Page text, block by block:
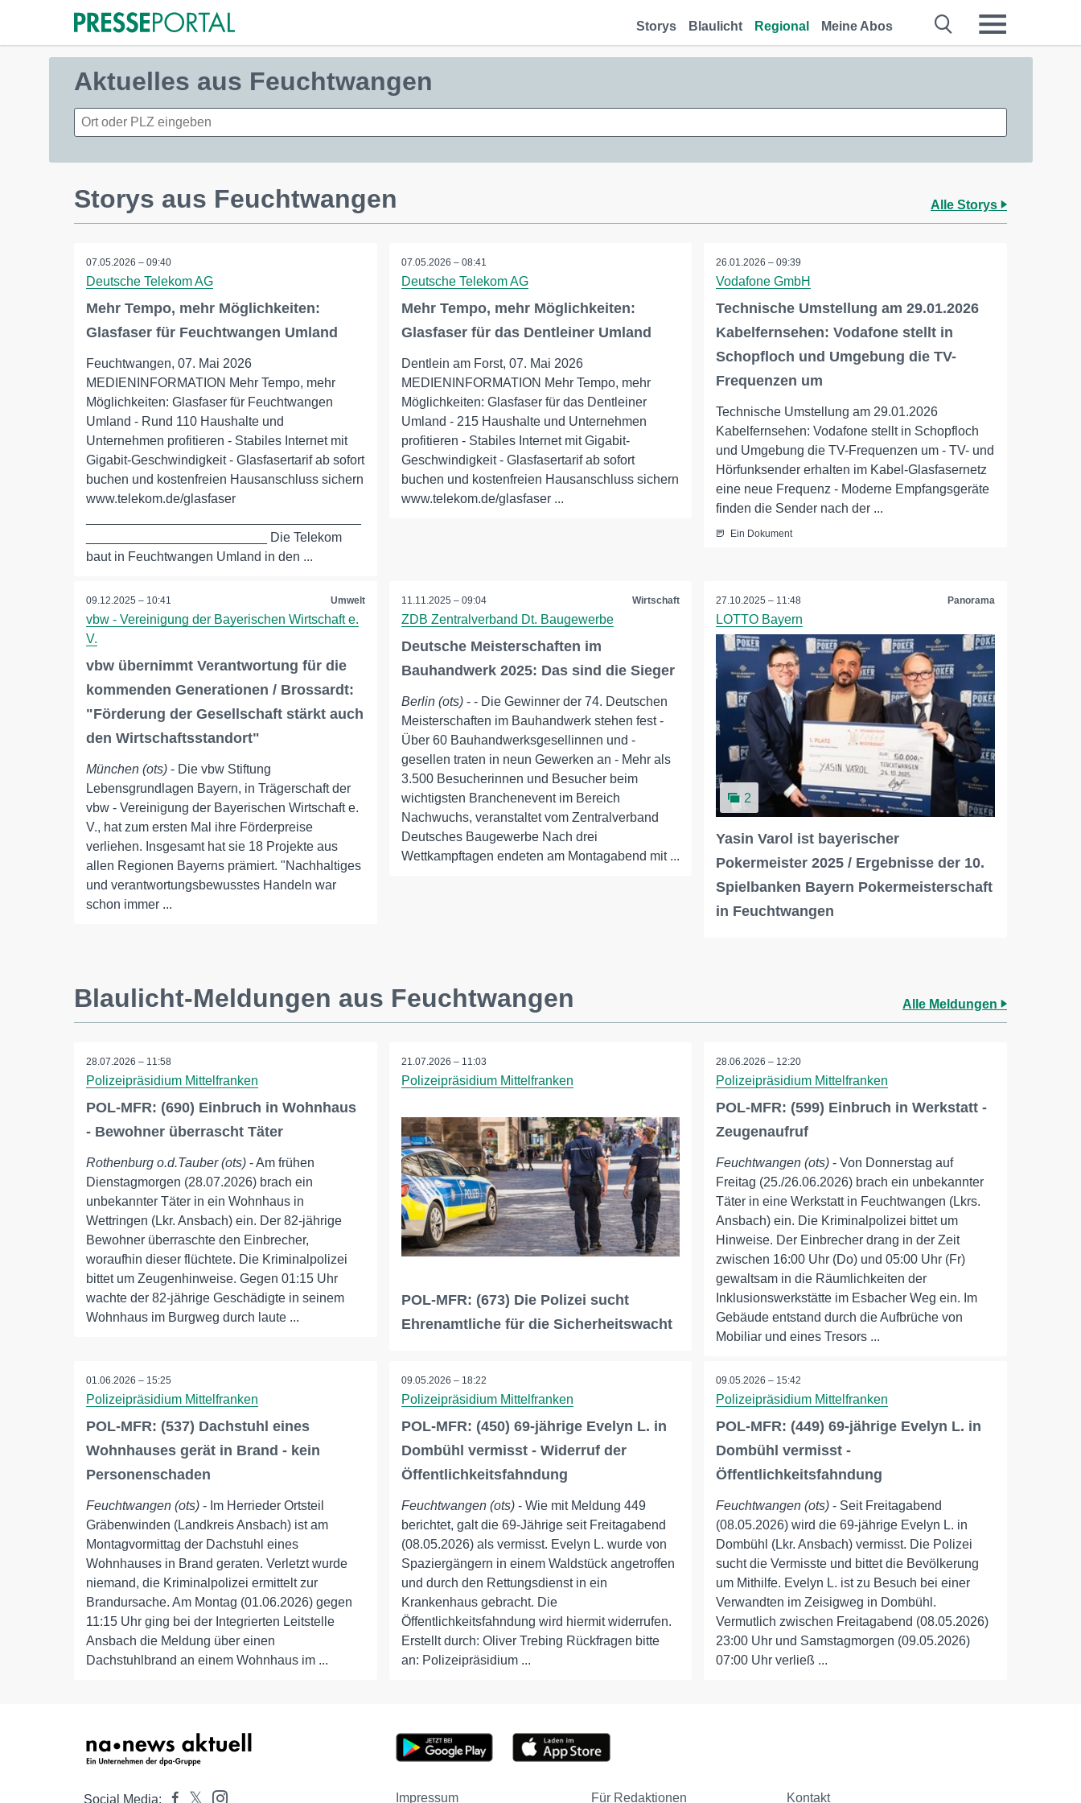
Storys Blaulicht Regional Meine Abos
Aktuelles aus Feuchtwangen
Storys aus Feuchtwangen Alle Storys
07.05.2026 – 09:40
Deutsche Telekom AG
Mehr Tempo, mehr Möglichkeiten:
Glasfaser für Feuchtwangen Umland
Feuchtwangen, 07. Mai 2026
MEDIENINFORMATION Mehr Tempo, mehr
Möglichkeiten: Glasfaser für Feuchtwangen
Umland - Rund 110 Haushalte und
Unternehmen profitieren - Stabiles Internet mit
Gigabit-Geschwindigkeit - Glasfasertarif ab sofort
buchen und kostenfreien Hausanschluss sichern
www.telekom.de/glasfaser
_________________________ Die Telekom
baut in Feuchtwangen Umland in den ...
07.05.2026 – 08:41
Deutsche Telekom AG
Mehr Tempo, mehr Möglichkeiten:
Glasfaser für das Dentleiner Umland
Dentlein am Forst, 07. Mai 2026
MEDIENINFORMATION Mehr Tempo, mehr
Möglichkeiten: Glasfaser für das Dentleiner
Umland - 215 Haushalte und Unternehmen
profitieren - Stabiles Internet mit Gigabit-
Geschwindigkeit - Glasfasertarif ab sofort
buchen und kostenfreien Hausanschluss sichern
www.telekom.de/glasfaser ...
26.01.2026 – 09:39
Vodafone GmbH
Technische Umstellung am 29.01.2026
Kabelfernsehen: Vodafone stellt in
Schopfloch und Umgebung die TV-
Frequenzen um
Technische Umstellung am 29.01.2026
Kabelfernsehen: Vodafone stellt in Schopfloch
und Umgebung die TV-Frequenzen um - TV- und
Hörfunksender erhalten im Kabel-Glasfasernetz
eine neue Frequenz - Moderne Empfangsgeräte
finden die Sender nach der ...
Ein Dokument
09.12.2025 – 10:41 Umwelt
vbw - Vereinigung der Bayerischen Wirtschaft e.
V.
vbw übernimmt Verantwortung für die
kommenden Generationen / Brossardt:
"Förderung der Gesellschaft stärkt auch
den Wirtschaftsstandort"
München (ots) - Die vbw Stiftung
Lebensgrundlagen Bayern, in Trägerschaft der
vbw - Vereinigung der Bayerischen Wirtschaft e.
V., hat zum ersten Mal ihre Förderpreise
verliehen. Insgesamt hat sie 18 Projekte aus
allen Regionen Bayerns prämiert. "Nachhaltiges
und verantwortungsbewusstes Handeln war
schon immer ...
11.11.2025 – 09:04 Wirtschaft
ZDB Zentralverband Dt. Baugewerbe
Deutsche Meisterschaften im
Bauhandwerk 2025: Das sind die Sieger
Berlin (ots)- - Die Gewinner der 74. Deutschen
Meisterschaften im Bauhandwerk stehen fest -
Über 60 Bauhandwerksgesellinnen und -
gesellen traten in neun Gewerken an - Mehr als
3.500 Besucherinnen und Besucher beim
wichtigsten Branchenevent im Bereich
Nachwuchs, veranstaltet vom Zentralverband
Deutsches Baugewerbe Nach drei
Wettkampftagen endeten am Montagabend mit ...
27.10.2025 – 11:48 Panorama
LOTTO Bayern
2
Yasin Varol ist bayerischer
Pokermeister 2025 / Ergebnisse der 10.
Spielbanken Bayern Pokermeisterschaft
in Feuchtwangen
Blaulicht-Meldungen aus Feuchtwangen Alle Meldungen
28.07.2026 – 11:58
Polizeipräsidium Mittelfranken
POL-MFR: (690) Einbruch in Wohnhaus
- Bewohner überrascht Täter
Rothenburg o.d.Tauber (ots) - Am frühen
Dienstagmorgen (28.07.2026) brach ein
unbekannter Täter in ein Wohnhaus in
Wettringen (Lkr. Ansbach) ein. Der 82-jährige
Bewohner überraschte den Einbrecher,
woraufhin dieser flüchtete. Die Kriminalpolizei
bittet um Zeugenhinweise. Gegen 01:15 Uhr
wachte der 82-jährige Geschädigte in seinem
Wohnhaus im Burgweg durch laute ...
21.07.2026 – 11:03
Polizeipräsidium Mittelfranken
POL-MFR: (673) Die Polizei sucht
Ehrenamtliche für die Sicherheitswacht
28.06.2026 – 12:20
Polizeipräsidium Mittelfranken
POL-MFR: (599) Einbruch in Werkstatt -
Zeugenaufruf
Feuchtwangen (ots) - Von Donnerstag auf
Freitag (25./26.06.2026) brach ein unbekannter
Täter in eine Werkstatt in Feuchtwangen (Lkrs.
Ansbach) ein. Die Kriminalpolizei bittet um
Hinweise. Der Einbrecher drang in der Zeit
zwischen 16:00 Uhr (Do) und 05:00 Uhr (Fr)
gewaltsam in die Räumlichkeiten der
Inklusionswerkstätte im Esbacher Weg ein. Im
Gebäude entstand durch die Aufbrüche von
Mobiliar und eines Tresors ...
01.06.2026 – 15:25
Polizeipräsidium Mittelfranken
POL-MFR: (537) Dachstuhl eines
Wohnhauses gerät in Brand - kein
Personenschaden
Feuchtwangen (ots) - Im Herrieder Ortsteil
Gräbenwinden (Landkreis Ansbach) ist am
Montagvormittag der Dachstuhl eines
Wohnhauses in Brand geraten. Verletzt wurde
niemand, die Kriminalpolizei ermittelt zur
Brandursache. Am Montag (01.06.2026) gegen
11:15 Uhr ging bei der Integrierten Leitstelle
Ansbach die Meldung über einen
Dachstuhlbrand an einem Wohnhaus im ...
09.05.2026 – 18:22
Polizeipräsidium Mittelfranken
POL-MFR: (450) 69-jährige Evelyn L. in
Dombühl vermisst - Widerruf der
Öffentlichkeitsfahndung
Feuchtwangen (ots)- Wie mit Meldung 449
berichtet, galt die 69-Jährige seit Freitagabend
(08.05.2026) als vermisst. Evelyn L. wurde von
Spaziergängern in einem Waldstück angetroffen
und durch den Rettungsdienst in ein
Krankenhaus gebracht. Die
Öffentlichkeitsfahndung wird hiermit widerrufen.
Erstellt durch: Oliver Trebing Rückfragen bitte
an: Polizeipräsidium ...
09.05.2026 – 15:42
Polizeipräsidium Mittelfranken
POL-MFR: (449) 69-jährige Evelyn L. in
Dombühl vermisst -
Öffentlichkeitsfahndung
Feuchtwangen (ots) - Seit Freitagabend
(08.05.2026) wird die 69-jährige Evelyn L. in
Dombühl (Lkr. Ansbach) vermisst. Die Polizei
sucht die Vermisste und bittet die Bevölkerung
um Mithilfe. Evelyn L. ist zu Besuch bei einer
Verwandten im Zeisigweg in Dombühl.
Vermutlich zwischen Freitagabend (08.05.2026)
23:00 Uhr und Samstagmorgen (09.05.2026)
07:00 Uhr verließ ...
Social Media: Impressum Für Redaktionen Kontakt